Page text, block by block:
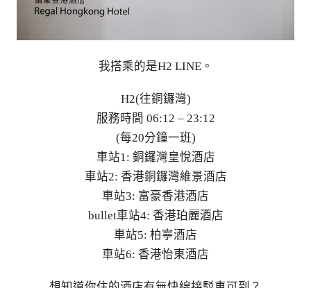
我搭乘的是H2 LINE。
H2(往銅鑼灣)
服務時間 06:12 – 23:12
(每20分鐘一班)
車站1: 銅鑼灣皇悅酒店
車站2: 香港銅鑼灣維景酒店
車站3: 富豪香港酒店
bullet車站4: 香港珀麗酒店
車站5: 柏寧酒店
車站6: 香港怡東酒店